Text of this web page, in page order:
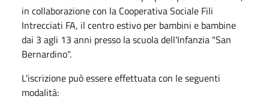
in collaborazione con la Cooperativa Sociale Fili
Intrecciati FA, il centro estivo per bambini e bambine
dai 3 agli 13 anni presso la scuola dell'Infanzia "San
Bernardino".
L'iscrizione può essere effettuata con le seguenti
modalità: